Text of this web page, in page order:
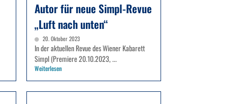
Autor für neue Simpl-Revue
„Luft nach unten“
20. Oktober 2023
In der aktuellen Revue des Wiener Kabarett
Simpl (Premiere 20.10.2023, ...
Weiterlesen